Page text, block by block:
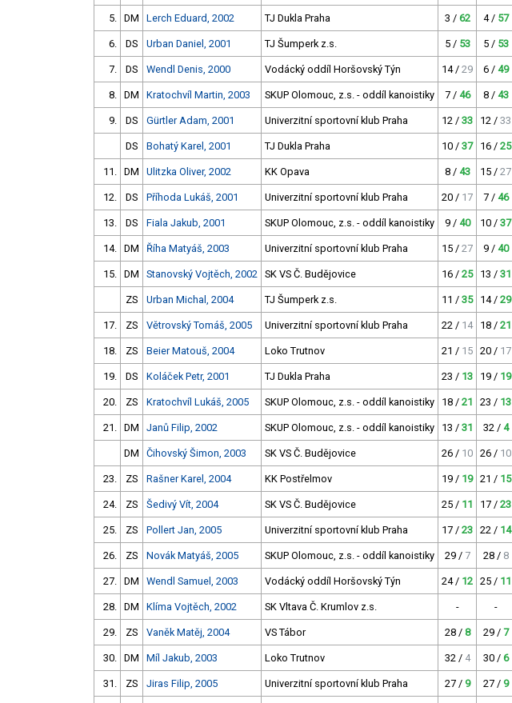
5. DM Lerch Eduard, 2002 TJ Dukla Praha 3 / 62 4 / 57
6. DS Urban Daniel, 2001 TJ Šumperk z.s. 5 / 53 5 / 53
7. DS Wendl Denis, 2000 Vodácký oddíl Horšovský Týn 14 / 29 6 / 49
8. DM Kratochvíl Martin, 2003 SKUP Olomouc, z.s. - oddíl kanoistiky 7 / 46 8 / 43
9. DS Gürtler Adam, 2001 Univerzitní sportovní klub Praha 12 / 33 12 / 33
DS Bohatý Karel, 2001 TJ Dukla Praha 10 / 37 16 / 25
11. DM Ulitzka Oliver, 2002 KK Opava 8 / 43 15 / 27
12. DS Příhoda Lukáš, 2001 Univerzitní sportovní klub Praha 20 / 17 7 / 46
13. DS Fiala Jakub, 2001 SKUP Olomouc, z.s. - oddíl kanoistiky 9 / 40 10 / 37
14. DM Říha Matyáš, 2003 Univerzitní sportovní klub Praha 15 / 27 9 / 40
15. DM Stanovský Vojtěch, 2002 SK VS Č. Budějovice 16 / 25 13 / 31
ZS Urban Michal, 2004 TJ Šumperk z.s. 11 / 35 14 / 29
17. ZS Větrovský Tomáš, 2005 Univerzitní sportovní klub Praha 22 / 14 18 / 21
18. ZS Beier Matouš, 2004 Loko Trutnov 21 / 15 20 / 17
19. DS Koláček Petr, 2001 TJ Dukla Praha 23 / 13 19 / 19
20. ZS Kratochvíl Lukáš, 2005 SKUP Olomouc, z.s. - oddíl kanoistiky 18 / 21 23 / 13
21. DM Janů Filip, 2002 SKUP Olomouc, z.s. - oddíl kanoistiky 13 / 31 32 / 4
DM Čihovský Šimon, 2003 SK VS Č. Budějovice 26 / 10 26 / 10
23. ZS Rašner Karel, 2004 KK Postřelmov 19 / 19 21 / 15
24. ZS Šedivý Vít, 2004 SK VS Č. Budějovice 25 / 11 17 / 23
25. ZS Pollert Jan, 2005 Univerzitní sportovní klub Praha 17 / 23 22 / 14
26. ZS Novák Matyáš, 2005 SKUP Olomouc, z.s. - oddíl kanoistiky 29 / 7 28 / 8
27. DM Wendl Samuel, 2003 Vodácký oddíl Horšovský Týn 24 / 12 25 / 11
28. DM Klíma Vojtěch, 2002 SK Vltava Č. Krumlov z.s. - -
29. ZS Vaněk Matěj, 2004 VS Tábor 28 / 8 29 / 7
30. DM Míl Jakub, 2003 Loko Trutnov 32 / 4 30 / 6
31. ZS Jiras Filip, 2005 Univerzitní sportovní klub Praha 27 / 9 27 / 9